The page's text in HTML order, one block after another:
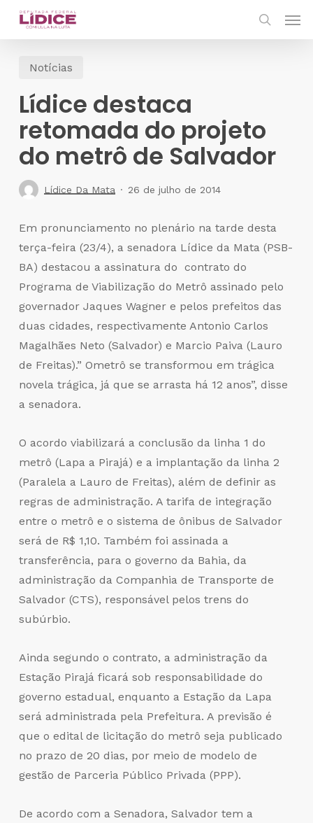
Skip
contentNotícias
Lídice destaca
retomada do projeto
do metrô de Salvador
Lídice Da Mata 26 de julho de 2014
Em pronunciamento no plenário na tarde desta
terça-feira (23/4), a senadora Lídice da Mata (PSB-
BA) destacou a assinatura do contrato do
Programa de Viabilização do Metrô assinado pelo
governador Jaques Wagner e pelos prefeitos das
duas cidades, respectivamente Antonio Carlos
Magalhães Neto (Salvador) e Marcio Paiva (Lauro
de Freitas).” Ometrô se transformou em trágica
novela trágica, já que se arrasta há 12 anos”, disse
a senadora.
O acordo viabilizará a conclusão da linha 1 do
metrô (Lapa a Pirajá) e a implantação da linha 2
(Paralela a Lauro de Freitas), além de definir as
regras de administração. A tarifa de integração
entre o metrô e o sistema de ônibus de Salvador
será de R$ 1,10. Também foi assinada a
transferência, para o governo da Bahia, da
administração da Companhia de Transporte de
Salvador (CTS), responsável pelos trens do
subúrbio.
Ainda segundo o contrato, a administração da
Estação Pirajá ficará sob responsabilidade do
governo estadual, enquanto a Estação da Lapa
será administrada pela Prefeitura. A previsão é
que o edital de licitação do metrô seja publicado
no prazo de 20 dias, por meio de modelo de
gestão de Parceria Público Privada (PPP).
De acordo com a Senadora, Salvador tem a